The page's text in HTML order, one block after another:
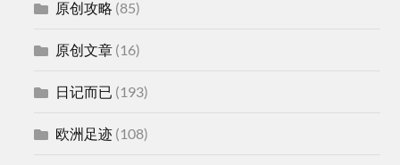
原创攻略 (85)
原创文章 (16)
日记而已 (193)
欧洲足迹 (108)